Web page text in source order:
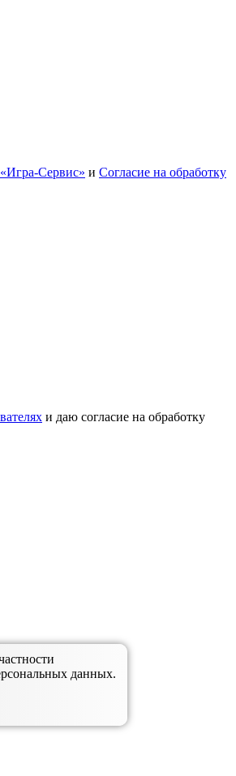
Сервис» и Согласие на обработку
и даю согласие на обработку
данных.